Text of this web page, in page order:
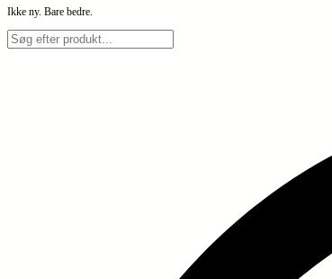
Ikke ny. Bare bedre.